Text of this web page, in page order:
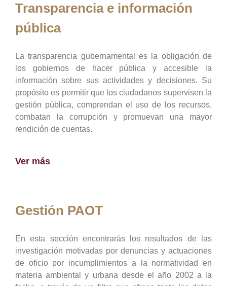
Transparencia e información
pública
La transparencia gubernamental es la obligación de
los gobiernos de hacer pública y accesible la
información sobre sus actividades y decisiones. Su
propósito es permitir que los ciudadanos supervisen la
gestión pública, comprendan el uso de los recursos,
combatan la corrupción y promuevan una mayor
rendición de cuentas.
Ver más
Gestión PAOT
En esta sección encontrarás los resultados de las
investigación motivadas por denuncias y actuaciones
de oficio por incumplimientos a la normatividad en
materia ambiental y urbana desde el año 2002 a la